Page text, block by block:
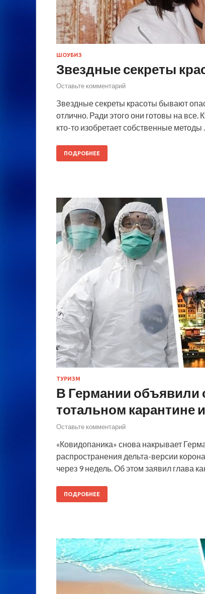
ШОУБИЗ
Звездные секреты
Оставьте комментарий
Звездные секреты красоты бывают
отлично. Ради этого они готовы на
кто-то изобретает собственные методы
ПОДРОБНЕЕ
ТУРИЗМ
В Германии объявили
тотальном карантине
Оставьте комментарий
«Ковидопаника» снова накрывает
распространения дельта-версии
через 9 недель. Об этом заявил глава
ПОДРОБНЕЕ